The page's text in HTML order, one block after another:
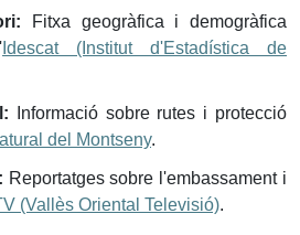
Fitxa geogràfica i demogràfica
Idescat (Institut d'Estadística de
Informació sobre rutes i protecció
del Montseny.
Reportatges sobre l'embassament i
(Vallès Oriental Televisió).